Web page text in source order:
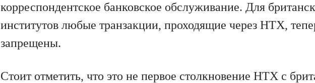
корреспондентское банковское обслуживание. Для
институтов любые транзакции, проходящие через HTX,
запрещены.
Стоит отметить, что это не первое столкновение HTX с